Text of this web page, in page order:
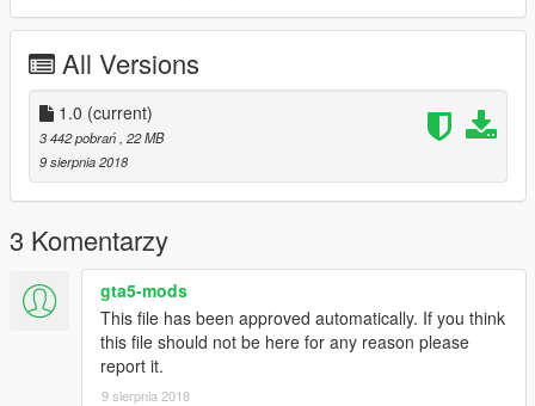
All Versions
1.0 (current)
3 442 pobrań , 22 MB
9 sierpnia 2018
3 Komentarzy
gta5-mods
This file has been approved automatically. If you think
this file should not be here for any reason please
report it.
9 sierpnia 2018